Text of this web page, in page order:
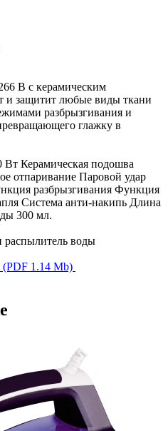
B с керамическим
и защитит любые виды ткани
разбрызгивания и
глажку в
Керамическая подошва
отпаривание Паровой удар
разбрызгивания Функция
Система анти-накипь Длина
300 мл.
распылитель воды
(PDF 1.14 Mb)